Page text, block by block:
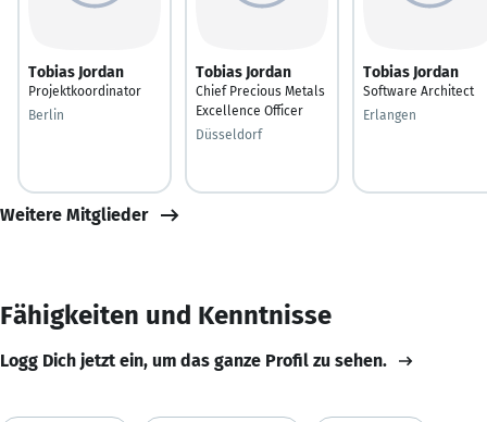
Tobias Jordan
Projektkoordinator
Berlin
Tobias Jordan
Chief Precious Metals
Excellence Officer
Düsseldorf
Tobias Jordan
Software Architect
Erlangen
Weitere Mitglieder
Fähigkeiten und Kenntnisse
Logg Dich jetzt ein, um das ganze Profil zu sehen.